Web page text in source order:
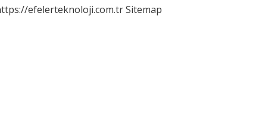
efelerteknoloji.com.trSitemap